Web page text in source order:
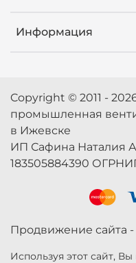
Информация
Copyright © 2011 -
промышленная
в Ижевске
ИП Сафина Наталия
183505884390
Продвижение сайта -
Используя этот сайт,